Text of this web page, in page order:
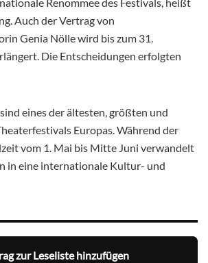
Auch der Vertrag von
Genia Nölle wird bis zum 31.
Die Entscheidungen erfolgten
eines der ältesten, größten und
Europas. Während der
vom 1. Mai bis Mitte Juni verwandelt
in eine internationale Kultur- und
zur Leseliste hinzufügen